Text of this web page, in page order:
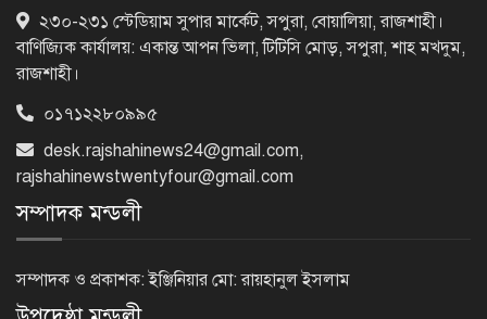
৫ আগস্ট গণতান্ত্রিক রাজনৈতিক অধিকার
পুনঃপ্রতিষ্ঠার দিন: প্রধানমন্ত্রী
ফাইনালে সান্তোস
২৩০-২৩১ স্টেডিয়াম সুপার মার্কেট, সপুরা, বোয়ালিয়া, রাজশাহী।
বাণিজ্যিক কার্যালয়: একান্ত আপন ভিলা, টিটিসি মোড়, সপুরা, শাহ মখদুম,
রাজশাহী।
০১৭১২২৮০৯৯৫
desk.rajshahinews24@gmail.com,
rajshahinewstwentyfour@gmail.com
সম্পাদক মন্ডলী
সম্পাদক ও প্রকাশক: ইঞ্জিনিয়ার মো: রায়হানুল ইসলাম